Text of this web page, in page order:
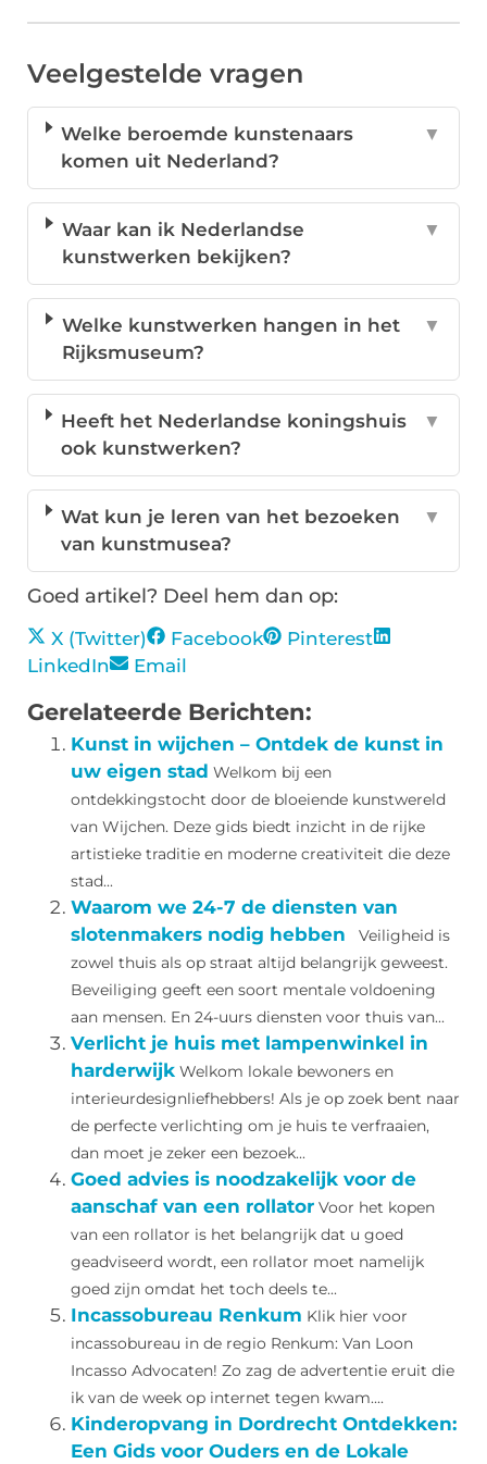
Veelgestelde vragen
Welke beroemde kunstenaars
komen uit Nederland?
▼
Waar kan ik Nederlandse
kunstwerken bekijken?
▼
Welke kunstwerken hangen in het
Rijksmuseum?
▼
Heeft het Nederlandse koningshuis
ook kunstwerken?
▼
Wat kun je leren van het bezoeken
van kunstmusea?
▼
Goed artikel? Deel hem dan op:
X (Twitter) Facebook
Pinterest
LinkedIn
Email
Gerelateerde Berichten:
Kunst in wijchen – Ontdek de kunst in
uw eigen stad Welkom bij een
ontdekkingstocht door de bloeiende kunstwereld
van Wijchen. Deze gids biedt inzicht in de rijke
artistieke traditie en moderne creativiteit die deze
stad...
Waarom we 24-7 de diensten van
slotenmakers nodig hebben
Veiligheid is
zowel thuis als op straat altijd belangrijk geweest.
Beveiliging geeft een soort mentale voldoening
aan mensen. En 24-uurs diensten voor thuis van...
Verlicht je huis met lampenwinkel in
harderwijk Welkom lokale bewoners en
interieurdesignliefhebbers! Als je op zoek bent naar
de perfecte verlichting om je huis te verfraaien,
dan moet je zeker een bezoek...
Goed advies is noodzakelijk voor de
aanschaf van een rollator Voor het kopen
van een rollator is het belangrijk dat u goed
geadviseerd wordt, een rollator moet namelijk
goed zijn omdat het toch deels te...
Incassobureau Renkum Klik hier voor
incassobureau in de regio Renkum: Van Loon
Incasso Advocaten! Zo zag de advertentie eruit die
ik van de week op internet tegen kwam....
Kinderopvang in Dordrecht Ontdekken:
Een Gids voor Ouders en de Lokale